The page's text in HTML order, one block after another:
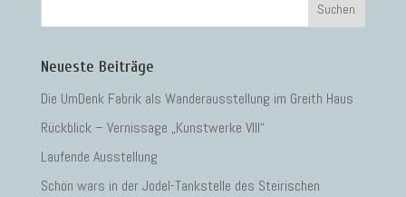
Neueste Beiträge
Die UmDenk Fabrik als Wanderausstellung im Greith Haus
Rückblick – Vernissage „Kunstwerke VIII“
Laufende Ausstellung
Schön wars in der Jodel-Tankstelle des Steirischen